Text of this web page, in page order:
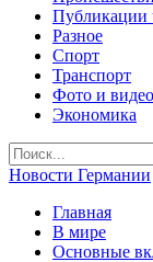
Публикации
Разное
Спорт
Транспорт
Фото и видео
Экономика
Новости Германии
Главная
В мире
Основные